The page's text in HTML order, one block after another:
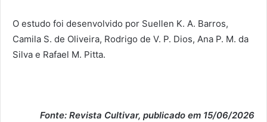
O estudo foi desenvolvido por Suellen K. A. Barros,
Camila S. de Oliveira, Rodrigo de V. P. Dios, Ana P. M. da
Silva e Rafael M. Pitta.
Fonte: Revista Cultivar, publicado em 15/06/2026